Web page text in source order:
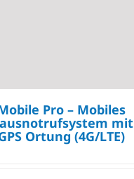
Pro – Mobiles
mit
Ortung (4G/LTE)